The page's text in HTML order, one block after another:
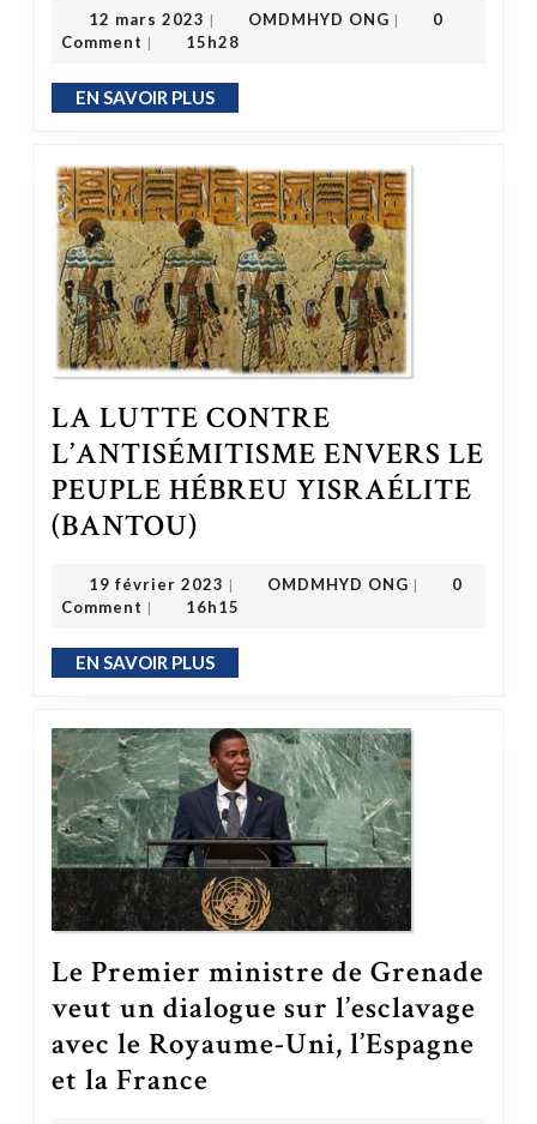
12 mars 2023 | OMDMHYD ONG |
0
Comment | 15h28
EN SAVOIR PLUSEN SAVOIR PLUS
LA LUTTE CONTRE
L’ANTISÉMITISME ENVERS LE
PEUPLE HÉBREU YISRAÉLITE
(BANTOU)
19 février 2023 | OMDMHYD ONG |
0
Comment | 16h15
EN SAVOIR PLUSEN SAVOIR PLUS
Le Premier ministre de Grenade
veut un dialogue sur l’esclavage
avec le Royaume-Uni, l’Espagne
et la France